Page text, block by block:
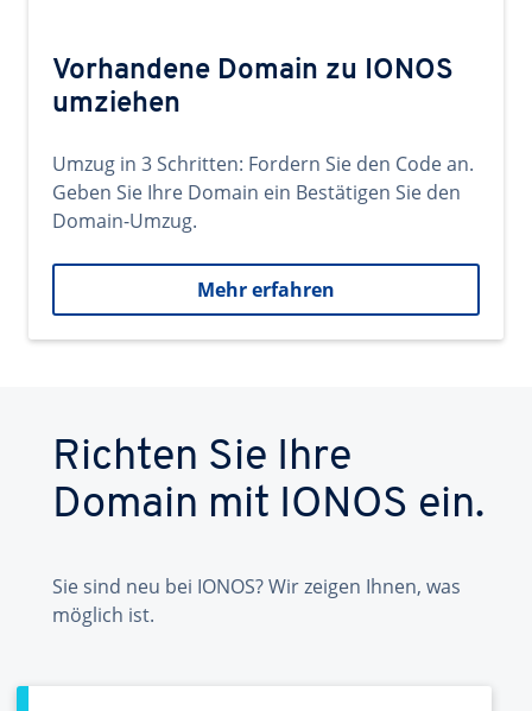
Vorhandene Domain zu IONOS
umziehen
Umzug in 3 Schritten: Fordern Sie den Code an.
Geben Sie Ihre Domain ein Bestätigen Sie den
Domain-Umzug.
Mehr erfahren
Richten Sie Ihre
Domain mit IONOS ein.
Sie sind neu bei IONOS? Wir zeigen Ihnen, was
möglich ist.